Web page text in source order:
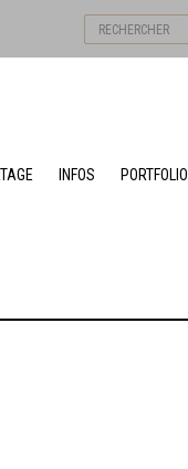
INFOS PORTFOLIO